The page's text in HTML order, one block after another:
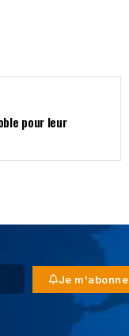
pour leur
Je m'abonne